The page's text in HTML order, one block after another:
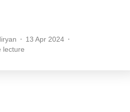
13 Apr 2024
lecture